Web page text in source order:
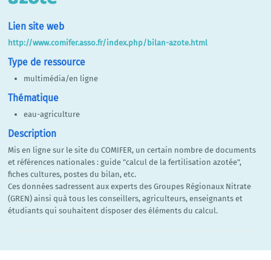
Lien site web
http://www.comifer.asso.fr/index.php/bilan-azote.html
Type de ressource
multimédia/en ligne
Thématique
eau-agriculture
Description
Mis en ligne sur le site du COMIFER, un certain nombre de documents
et références nationales : guide "calcul de la fertilisation azotée",
fiches cultures, postes du bilan, etc.
Ces données sadressent aux experts des Groupes Régionaux Nitrate
(GREN) ainsi quà tous les conseillers, agriculteurs, enseignants et
étudiants qui souhaitent disposer des éléments du calcul.